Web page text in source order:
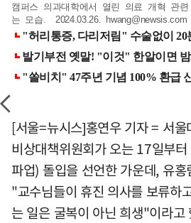
캠퍼스 의과대학에서 열린 의료 개혁 관
는 모습. 2024.03.26. hwang@newsis.com
[서울=뉴시스]홍연우 기자 = 서
비상대책위원회가 오는 17일부
파업) 돌입을 선언한 가운데, 유
"교수님들이 휴진 의사를 보류하
는 일은 굴복이 아닌 희생"이라고